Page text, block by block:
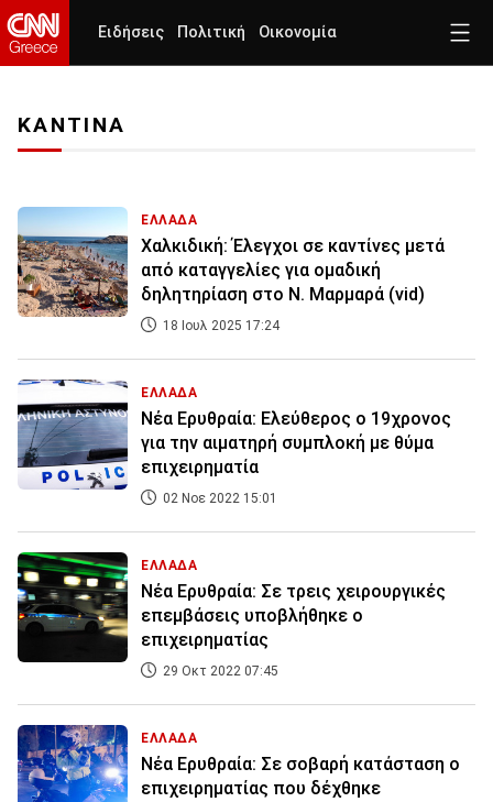
Ειδήσεις Πολιτική Οικονομία
ΚΑΝΤΙΝΑ
ΕΛΛΑΔΑ
Χαλκιδική: Έλεγχοι σε καντίνες μετά
από καταγγελίες για ομαδική
δηλητηρίαση στο Ν. Μαρμαρά (vid)
18 Ιουλ 2025 17:24
ΕΛΛΑΔΑ
Νέα Ερυθραία: Ελεύθερος ο 19χρονος
για την αιματηρή συμπλοκή με θύμα
επιχειρηματία
02 Νοε 2022 15:01
ΕΛΛΑΔΑ
Νέα Ερυθραία: Σε τρεις χειρουργικές
επεμβάσεις υποβλήθηκε ο
επιχειρηματίας
29 Οκτ 2022 07:45
ΕΛΛΑΔΑ
Νέα Ερυθραία: Σε σοβαρή κατάσταση ο
επιχειρηματίας που δέχθηκε